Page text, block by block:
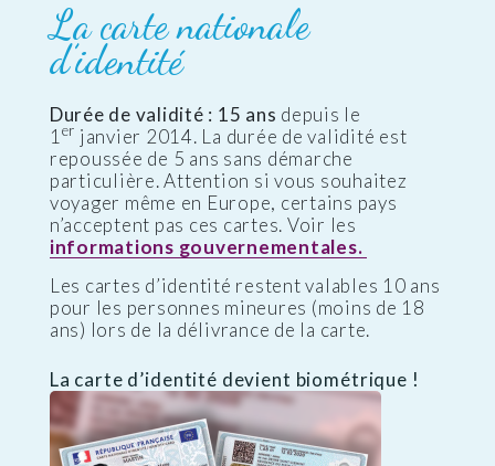
La carte nationale
d’identité
Durée de validité : 15 ans depuis le
1 er janvier 2014. La durée de validité est
repoussée de 5 ans sans démarche
particulière. Attention si vous souhaitez
voyager même en Europe, certains pays
n’acceptent pas ces cartes. Voir les
informations gouvernementales.
Les cartes d’identité restent valables 10 ans
pour les personnes mineures (moins de 18
ans) lors de la délivrance de la carte.
La carte d’identité devient biométrique !